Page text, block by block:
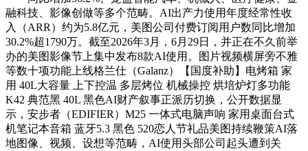
融科技、影像创做等多个范畴。AI出产力使用年度经常性收
入（ARR）约为5.8亿元，美图公司付费订阅用户数同比增加
30.2%超1790万。截至2026年3月，6月29日，并正在不久前举
办的美图影像节上集中发布8款AI使用。图片视频横屏旁不雅
等数十项功能上线格兰仕（Galanz）【国度补助】电烤箱 家
用 40L大容量 上下控温 多层烤位 机械操控 烘培炉灯多功能
K42 典范黑 40L 黑色AI财产叙事正派历切换，公开数据显
示，安步者（EDIFIER）M25 一体式电脑声响 家用桌面台式
机笔记本音箱 蓝牙5.3 黑色 520恋人节礼品美图持续鞭策AI落
地图像、视频、设想等范畴，AI使用头部公司起头遭到关